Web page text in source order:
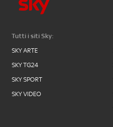
Tutti i siti Sky:
SKY ARTE
SKY TG24
SKY SPORT
SKY VIDEO